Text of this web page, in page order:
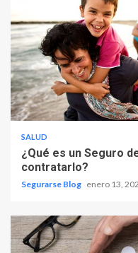
SALUD
¿Qué es un Seguro
contratarlo?
Segurarse Blog enero 13,